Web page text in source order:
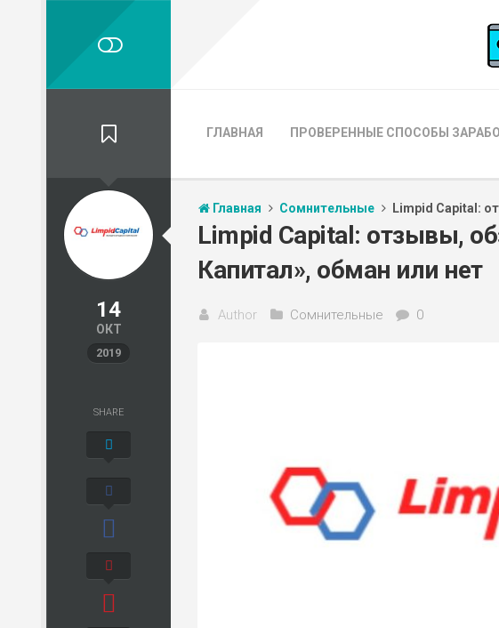
ГЛАВНАЯ ПРОВЕРЕННЫЕ СПОСОБЫ
14
ОКТ
2019
Главная Сомнительные Limpid Capital:
Limpid Capital: отзывы,
Капитал», обман или нет
Author Сомнительные 0
SHARE